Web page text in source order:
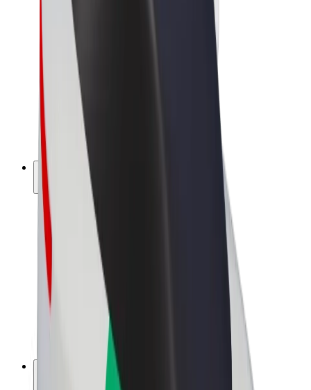
Paspirtukai
„Bolt Market“
„Bolt Food“
„Bolt Drive“
„Bolt for Business“
El. dviračiai
„Bolt Plus“
Užsidirbkite su „Bolt“
Vairuotojai
Vairuotojo pajamos
Kurjeriai
Kurjerio pajamos
„Bolt Food“ restoranai ir parduotuvės
Automobilių nuomos parkai